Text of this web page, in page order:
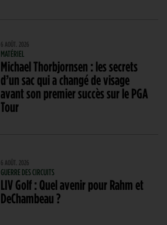
6 AOÛT. 2026
MATÉRIEL
Michael Thorbjornsen : les secrets
d’un sac qui a changé de visage
avant son premier succès sur le PGA
Tour
6 AOÛT. 2026
GUERRE DES CIRCUITS
LIV Golf : Quel avenir pour Rahm et
DeChambeau ?